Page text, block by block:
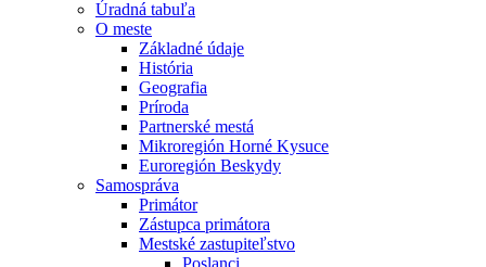
Úradná tabuľa
O meste
Základné údaje
História
Geografia
Príroda
Partnerské mestá
Mikroregión Horné Kysuce
Euroregión Beskydy
Samospráva
Primátor
Zástupca primátora
Mestské zastupiteľstvo
Poslanci